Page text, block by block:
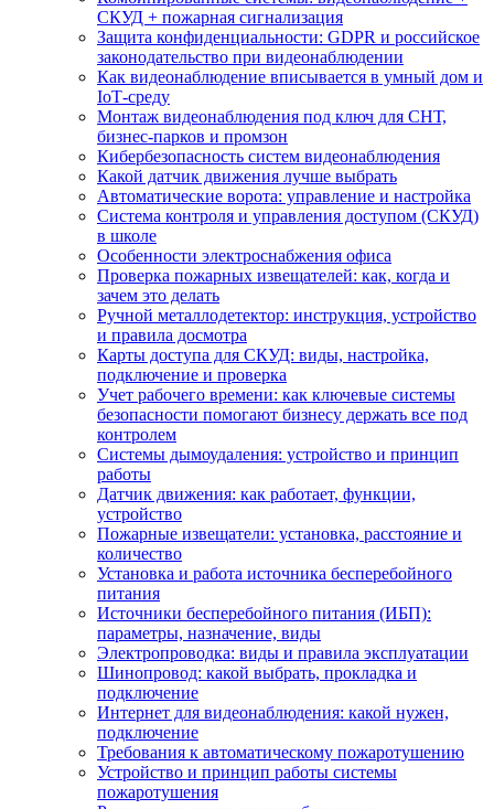
СКУД + пожарная сигнализация
Защита конфиденциальности: GDPR и российское
законодательство при видеонаблюдении
Как видеонаблюдение вписывается в умный дом и
IoT‑среду
Монтаж видеонаблюдения под ключ для СНТ,
бизнес‑парков и промзон
Кибербезопасность систем видеонаблюдения
Какой датчик движения лучше выбрать
Автоматические ворота: управление и настройка
Система контроля и управления доступом (СКУД)
в школе
Особенности электроснабжения офиса
Проверка пожарных извещателей: как, когда и
зачем это делать
Ручной металлодетектор: инструкция, устройство
и правила досмотра
Карты доступа для СКУД: виды, настройка,
подключение и проверка
Учет рабочего времени: как ключевые системы
безопасности помогают бизнесу держать все под
контролем
Системы дымоудаления: устройство и принцип
работы
Датчик движения: как работает, функции,
устройство
Пожарные извещатели: установка, расстояние и
количество
Установка и работа источника бесперебойного
питания
Источники бесперебойного питания (ИБП):
параметры, назначение, виды
Электропроводка: виды и правила эксплуатации
Шинопровод: какой выбрать, прокладка и
подключение
Интернет для видеонаблюдения: какой нужен,
подключение
Требования к автоматическому пожаротушению
Устройство и принцип работы системы
пожаротушения